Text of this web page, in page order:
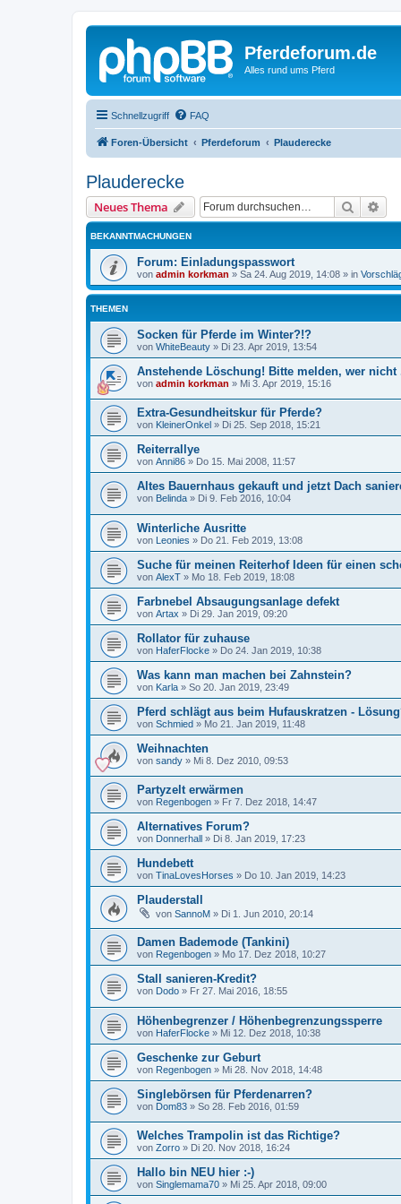
Pferdeforum.de
Alles rund ums Pferd
Schnellzugriff FAQ
Foren-Übersicht Pferdeforum Plauderecke
Plauderecke
Neues Thema Suche
BEKANNTMACHUNGEN
Forum: Einladungspasswort
von admin korkman » Sa 24. Aug 2019, 14:08 » in
THEMEN
Socken für Pferde im Winter?!?
von WhiteBeauty » Di 23. Apr 2019, 13:54
Anstehende Löschung! Bitte melden, wer nicht
von admin korkman » Mi 3. Apr 2019, 15:16
Extra-Gesundheitskur für Pferde?
von KleinerOnkel » Di 25. Sep 2018, 15:21
Reiterrallye
von Anni86 » Do 15. Mai 2008, 11:57
Altes Bauernhaus gekauft und jetzt Dach
von Belinda » Di 9. Feb 2016, 10:04
Winterliche Ausritte
von Leonies » Do 21. Feb 2019, 13:08
Suche für meinen Reiterhof Ideen für einen
von AlexT » Mo 18. Feb 2019, 18:08
Farbnebel Absaugungsanlage defekt
von Artax » Di 29. Jan 2019, 09:20
Rollator für zuhause
von HaferFlocke » Do 24. Jan 2019, 10:38
Was kann man machen bei Zahnstein?
von Karla » So 20. Jan 2019, 23:49
Pferd schlägt aus beim Hufauskratzen -
von Schmied » Mo 21. Jan 2019, 11:48
Weihnachten
von sandy » Mi 8. Dez 2010, 09:53
Partyzelt erwärmen
von Regenbogen » Fr 7. Dez 2018, 14:47
Alternatives Forum?
von Donnerhall » Di 8. Jan 2019, 17:23
Hundebett
von TinaLovesHorses » Do 10. Jan 2019, 14:23
Plauderstall
von SannoM » Di 1. Jun 2010, 20:14
Damen Bademode (Tankini)
von Regenbogen » Mo 17. Dez 2018, 10:27
Stall sanieren-Kredit?
von Dodo » Fr 27. Mai 2016, 18:55
Höhenbegrenzer / Höhenbegrenzungssperre
von HaferFlocke » Mi 12. Dez 2018, 10:38
Geschenke zur Geburt
von Regenbogen » Mi 28. Nov 2018, 14:48
Singlebörsen für Pferdenarren?
von Dom83 » So 28. Feb 2016, 01:59
Welches Trampolin ist das Richtige?
von Zorro » Di 20. Nov 2018, 16:24
Hallo bin NEU hier :-)
von Singlemama70 » Mi 25. Apr 2018, 09:00